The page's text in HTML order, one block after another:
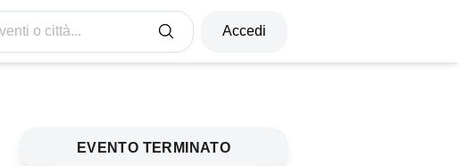
o città... Accedi
EVENTO TERMINATO